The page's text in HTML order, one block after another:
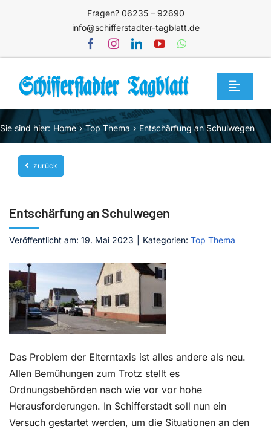
Fragen? 06235 – 92690
info@schifferstadter-tagblatt.de
Toggle
Home
Themen
Blog
Service
Mediathek
Jetzt abonnieren
Kontakt
Sie sind hier: Home Top Thema Entschärfung an Schulwegen
zurück
Entschärfung an Schulwegen
Veröffentlicht am: 19. Mai 2023 Kategorien: Top Thema
Das Problem der Elterntaxis ist alles andere als neu.
Allen Bemühungen zum Trotz stellt es
Ordnungsbehörden nach wie vor vor hohe
Herausforderungen. In Schifferstadt soll nun ein
Versuch gestartet werden, um die Situationen an den